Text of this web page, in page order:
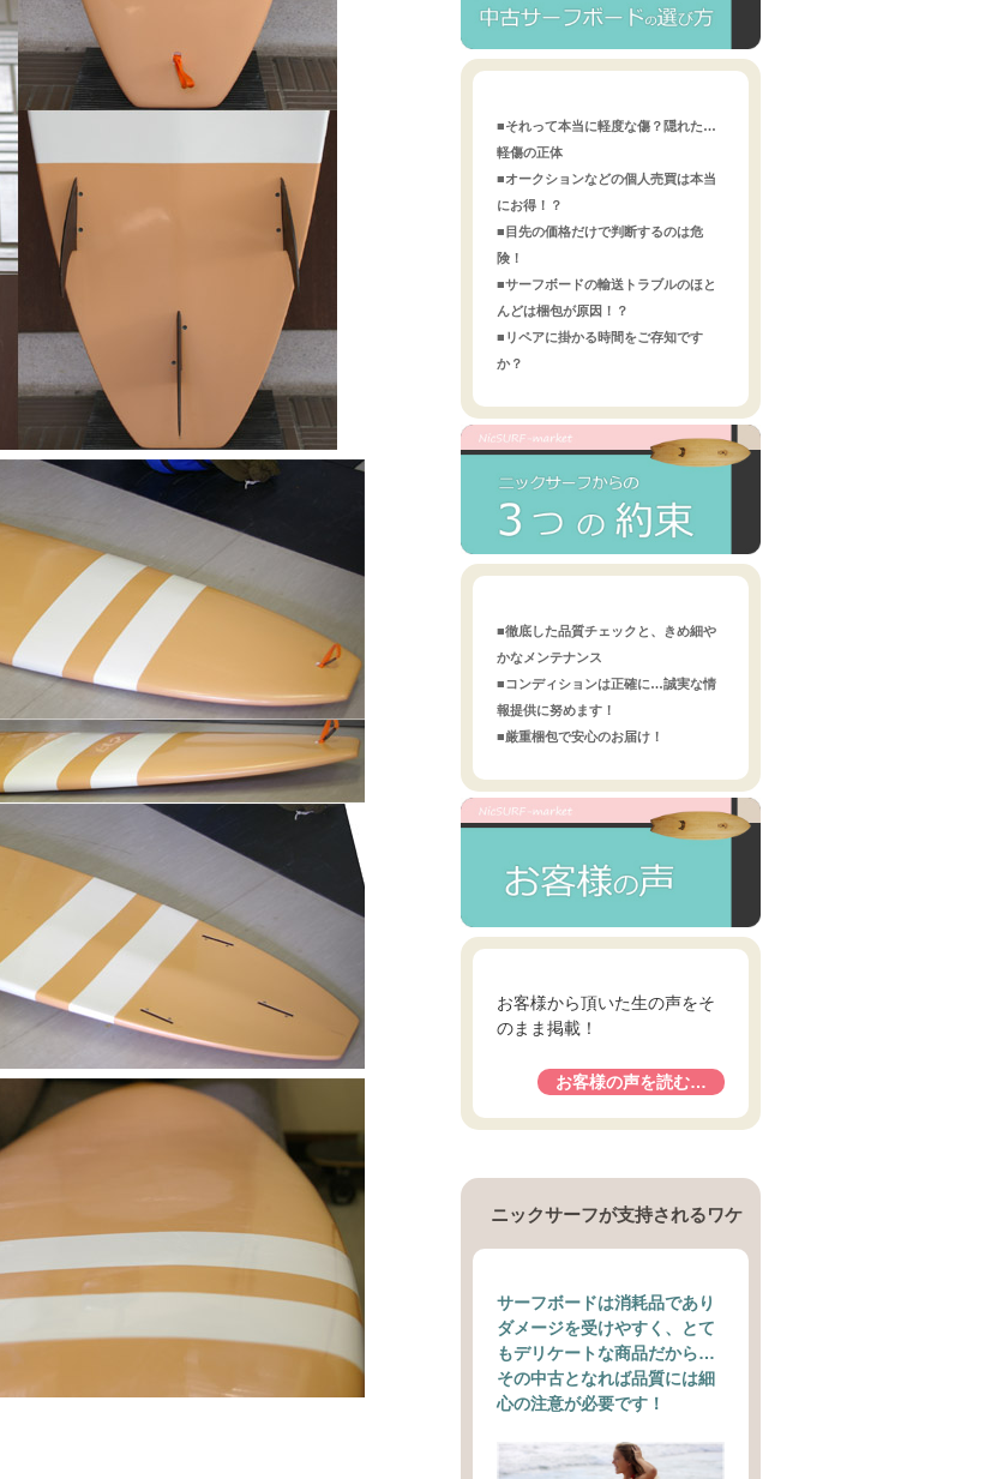
■それって本当に軽度な傷？隠れた…
軽傷の正体
■オークションなどの個人売買は本当
にお得！？
■目先の価格だけで判断するのは危
険！
■サーフボードの輸送トラブルのほと
んどは梱包が原因！？
■リペアに掛かる時間をご存知です
か？
■徹底した品質チェックと、きめ細や
かなメンテナンス
■コンディションは正確に…誠実な情
報提供に努めます！
■厳重梱包で安心のお届け！
お客様から頂いた生の声をそ
のまま掲載！
お客様の声を読む…
ニックサーフが支持されるワケ
サーフボードは消耗品であり
ダメージを受けやすく、とて
もデリケートな商品だから…
その中古となれば品質には細
心の注意が必要です！